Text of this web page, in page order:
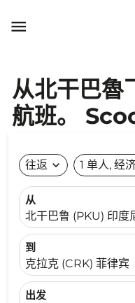

从北干巴魯
航班。
往返 expand_more 1 单人, 经
从
北干巴鲁 (PKU) 印度
到
克拉克 (CRK) 菲律宾
出发